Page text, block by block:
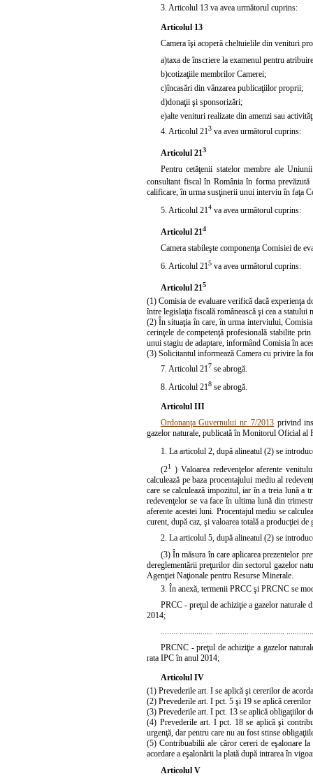
3. Articolul 13 va avea următorul cuprins:
Articolul 13
Camera îşi acoperă cheltuielile din venituri
a)taxa de înscriere la examenul pentru
b)cotizaţiile membrilor Camerei;
c)încasări din vânzarea publicaţiilor proprii;
d)donaţii şi sponsorizări;
e)alte venituri realizate din amenzi sau
4. Articolul 213 va avea următorul cuprins:
Articolul 213
Pentru cetăţenii statelor membre ale
consultant fiscal în România în forma
calificare, în urma susţinerii unui interviu în faţa
5. Articolul 214 va avea următorul cuprins:
Articolul 214
Camera stabileşte componenţa Comisiei de
6. Articolul 215 va avea următorul cuprins:
Articolul 215
(1) Comisia de evaluare verifică dacă experienţa
între legislaţia fiscală românească şi cea a
(2) În situaţia în care, în urma interviului,
cerinţele de competenţă profesională stabilite
unui stagiu de adaptare, informând Comisia în
(3) Solicitantul informează Camera cu privire la
7. Articolul 217 se abrogă.
8. Articolul 218 se abrogă.
Articolul III
Ordonanţa Guvernului nr. 7/2013 privind
gazelor naturale, publicată în Monitorul Oficial al
1. La articolul 2, după alineatul (2) se
(21
) Valoarea redevenţelor aferente
calculează pe baza procentajului mediu al
care se calculează impozitul, iar în a treia lună a
redevenţelor se va face în ultima lună din
aferente acestei luni. Procentajul mediu se
curent, după caz, şi valoarea totală a producţiei
2. La articolul 5, după alineatul (2) se
(3) În măsura în care aplicarea prezentelor
dereglementării preţurilor din sectorul gazelor
Agenţiei Naţionale pentru Resurse Minerale.
3. În anexă, termenii PRCC şi PRCNC se
PRCC - preţul de achiziţie a gazelor
2014;
PRCNC - preţul de achiziţie a gazelor
rata IPC în anul 2014;
Articolul IV
(1) Prevederile art. I se aplică şi cererilor de
(2) Prevederile art. I pct. 5 şi 19 se aplică
(3) Prevederile art. I pct. 13 se aplică obligaţiilor
(4) Prevederile art. I pct. 18 se aplică şi
urgenţă, dar pentru care nu au fost stinse
(5) Contribuabilii ale căror cereri de eşalonare
acordare a eşalonării la plată după intrarea în
Articolul V